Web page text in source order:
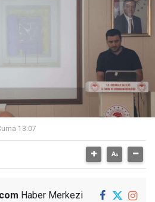
13:07
Haber Merkezi